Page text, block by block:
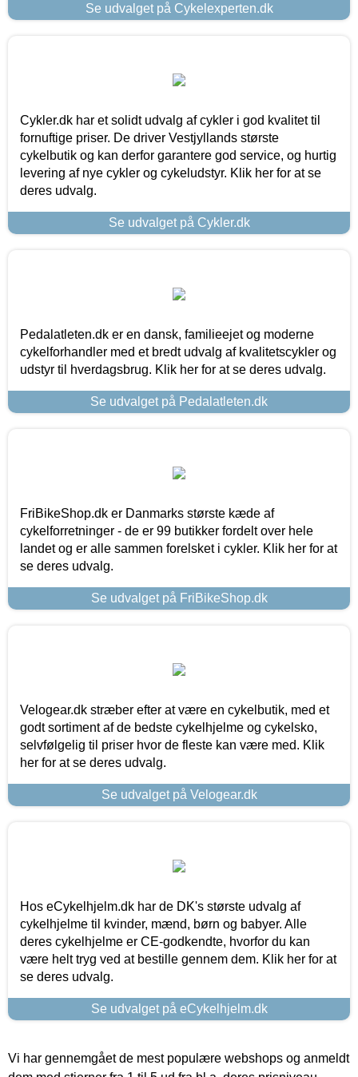
Se udvalget på Cykelexperten.dk
Cykler.dk har et solidt udvalg af cykler i god kvalitet til
fornuftige priser. De driver Vestjyllands største
cykelbutik og kan derfor garantere god service, og hurtig
levering af nye cykler og cykeludstyr. Klik her for at se
deres udvalg.
Se udvalget på Cykler.dk
Pedalatleten.dk er en dansk, familieejet og moderne
cykelforhandler med et bredt udvalg af kvalitetscykler og
udstyr til hverdagsbrug. Klik her for at se deres udvalg.
Se udvalget på Pedalatleten.dk
FriBikeShop.dk er Danmarks største kæde af
cykelforretninger - de er 99 butikker fordelt over hele
landet og er alle sammen forelsket i cykler. Klik her for at
se deres udvalg.
Se udvalget på FriBikeShop.dk
Velogear.dk stræber efter at være en cykelbutik, med et
godt sortiment af de bedste cykelhjelme og cykelsko,
selvfølgelig til priser hvor de fleste kan være med. Klik
her for at se deres udvalg.
Se udvalget på Velogear.dk
Hos eCykelhjelm.dk har de DK's største udvalg af
cykelhjelme til kvinder, mænd, børn og babyer. Alle
deres cykelhjelme er CE-godkendte, hvorfor du kan
være helt tryg ved at bestille gennem dem. Klik her for at
se deres udvalg.
Se udvalget på eCykelhjelm.dk
Vi har gennemgået de mest populære webshops og anmeldt